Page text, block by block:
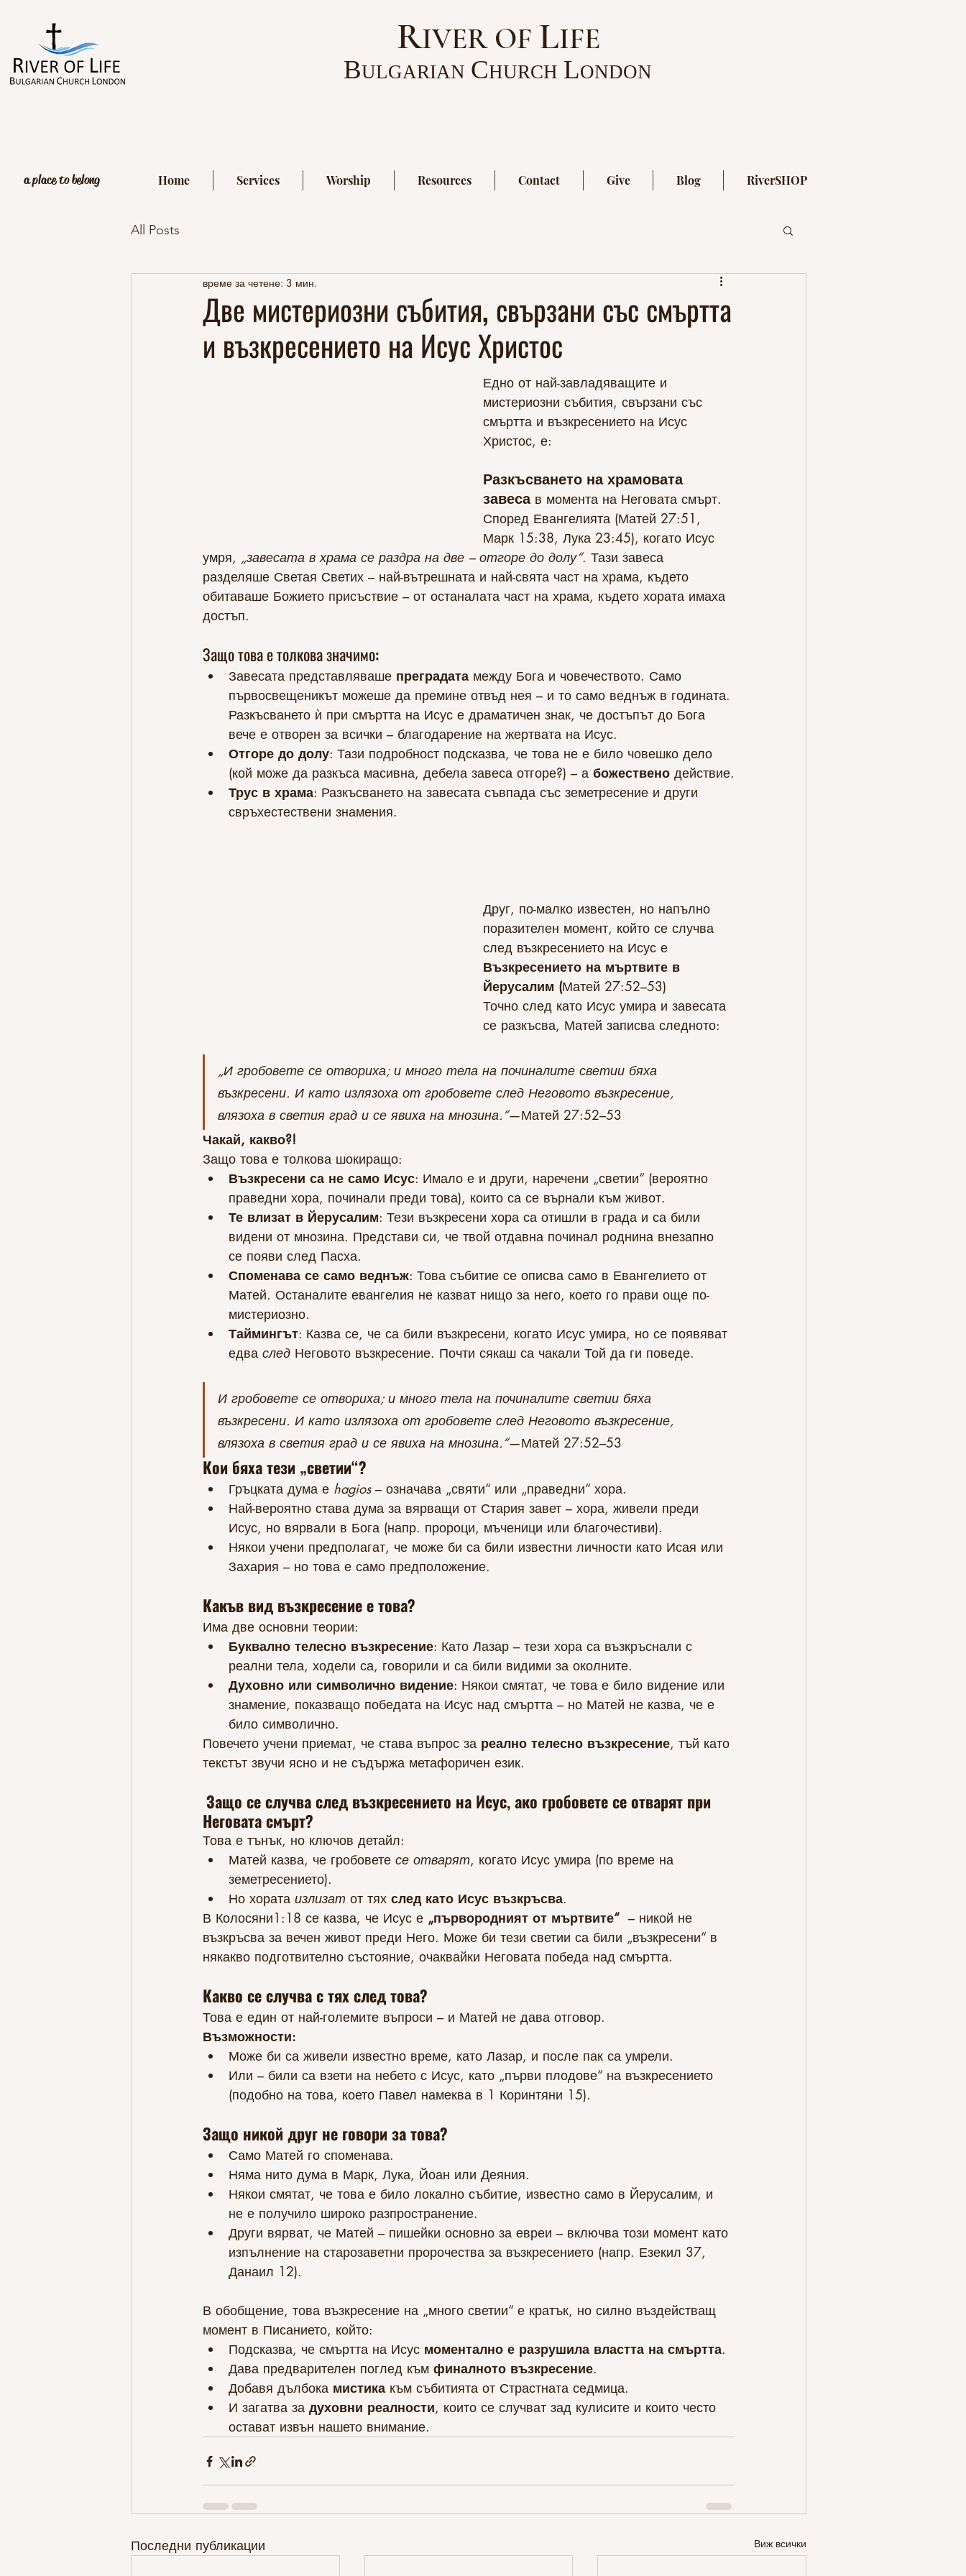
a place to belong
BULGARIAN CHURCH LONDON
RIVER OF LIFE
Home Services Worship Resources Contact Give Blog RiverSHOP
All Posts
Две мистериозни събития, свързани със смъртта
и възкресението на Исус Христос
време за четене: 3 мин.
Едно от най-завладяващите и
мистериозни събития, свързани със
смъртта и възкресението на Исус
Христос, е:
Разкъсването на храмовата
завеса в момента на Неговата смърт.
Според Евангелията (Матей 27:51,
Марк 15:38, Лука 23:45), когато Исус
умря, „завесата в храма се раздра на две – отгоре до долу“. Тази завеса
разделяше Светая Светих – най-вътрешната и най-свята част на храма, където
обитаваше Божието присъствие – от останалата част на храма, където хората имаха
достъп.
Защо това е толкова значимо:
Завесата представляваше преградата между Бога и човечеството. Само
първосвещеникът можеше да премине отвъд нея – и то само веднъж в годината.
Разкъсването ѝ при смъртта на Исус е драматичен знак, че достъпът до Бога
вече е отворен за всички – благодарение на жертвата на Исус.
Отгоре до долу: Тази подробност подсказва, че това не е било човешко дело
(кой може да разкъса масивна, дебела завеса отгоре?) – а божествено действие.
Трус в храма: Разкъсването на завесата съвпада със земетресение и други
свръхестествени знамения.
Друг, по-малко известен, но напълно
поразителен момент, който се случва
след възкресението на Исус е
Възкресението на мъртвите в
Йерусалим (Матей 27:52–53)
Точно след като Исус умира и завесата
се разкъсва, Матей записва следното:
„И гробовете се отвориха; и много тела на починалите светии бяха
възкресени. И като излязоха от гробовете след Неговото възкресение,
влязоха в светия град и се явиха на мнозина.“—Матей 27:52–53
Чакай, какво?!
Защо това е толкова шокиращо:
Възкресени са не само Исус: Имало е и други, наречени „светии“ (вероятно
праведни хора, починали преди това), които са се върнали към живот.
Те влизат в Йерусалим: Тези възкресени хора са отишли в града и са били
видени от мнозина. Представи си, че твой отдавна починал роднина внезапно
се появи след Пасха.
Споменава се само веднъж: Това събитие се описва само в Евангелието от
Матей. Останалите евангелия не казват нищо за него, което го прави още по-
мистериозно.
Таймингът: Казва се, че са били възкресени, когато Исус умира, но се появяват
едва след Неговото възкресение. Почти сякаш са чакали Той да ги поведе.
И гробовете се отвориха; и много тела на починалите светии бяха
възкресени. И като излязоха от гробовете след Неговото възкресение,
влязоха в светия град и се явиха на мнозина.“—Матей 27:52–53
Кои бяха тези „светии“?
Гръцката дума е hagios – означава „святи“ или „праведни“ хора.
Най-вероятно става дума за вярващи от Стария завет – хора, живели преди
Исус, но вярвали в Бога (напр. пророци, мъченици или благочестиви).
Някои учени предполагат, че може би са били известни личности като Исая или
Захария – но това е само предположение.
Какъв вид възкресение е това?
Има две основни теории:
Буквално телесно възкресение: Като Лазар – тези хора са възкръснали с
реални тела, ходели са, говорили и са били видими за околните.
Духовно или символично видение: Някои смятат, че това е било видение или
знамение, показващо победата на Исус над смъртта – но Матей не казва, че е
било символично.
Повечето учени приемат, че става въпрос за реално телесно възкресение, тъй като
текстът звучи ясно и не съдържа метафоричен език.
Защо се случва след възкресението на Исус, ако гробовете се отварят при
Неговата смърт?
Това е тънък, но ключов детайл:
Матей казва, че гробовете се отварят, когато Исус умира (по време на
земетресението).
Но хората излизат от тях след като Исус възкръсва.
В Колосяни1:18 се казва, че Исус е „първородният от мъртвите“ – никой не
възкръсва за вечен живот преди Него. Може би тези светии са били „възкресени“ в
някакво подготвително състояние, очаквайки Неговата победа над смъртта.
Какво се случва с тях след това?
Това е един от най-големите въпроси – и Матей не дава отговор.
Възможности:
Може би са живели известно време, като Лазар, и после пак са умрели.
Или – били са взети на небето с Исус, като „първи плодове“ на възкресението
(подобно на това, което Павел намеква в 1 Коринтяни 15).
Защо никой друг не говори за това?
Само Матей го споменава.
Няма нито дума в Марк, Лука, Йоан или Деяния.
Някои смятат, че това е било локално събитие, известно само в Йерусалим, и
не е получило широко разпространение.
Други вярват, че Матей – пишейки основно за евреи – включва този момент като
изпълнение на старозаветни пророчества за възкресението (напр. Езекил 37,
Данаил 12).
В обобщение, това възкресение на „много светии“ е кратък, но силно въздействащ
момент в Писанието, който:
Подсказва, че смъртта на Исус моментално е разрушила властта на смъртта.
Дава предварителен поглед към финалното възкресение.
Добавя дълбока мистика към събитията от Страстната седмица.
И загатва за духовни реалности, които се случват зад кулисите и които често
остават извън нашето внимание.
Последни публикации Виж всички